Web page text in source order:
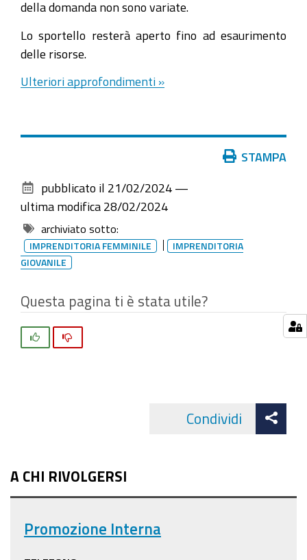
della domanda non sono variate.
Lo sportello resterà aperto fino ad esaurimento
delle risorse.
Ulteriori approfondimenti »
documento
STAMPA
pubblicato il 21/02/2024 —
ultima modifica 28/02/2024
archiviato sotto:
IMPRENDITORIA FEMMINILE
IMPRENDITORIA
GIOVANILE
Questa pagina ti è stata utile?
Condividi
A CHI RIVOLGERSI
Promozione Interna